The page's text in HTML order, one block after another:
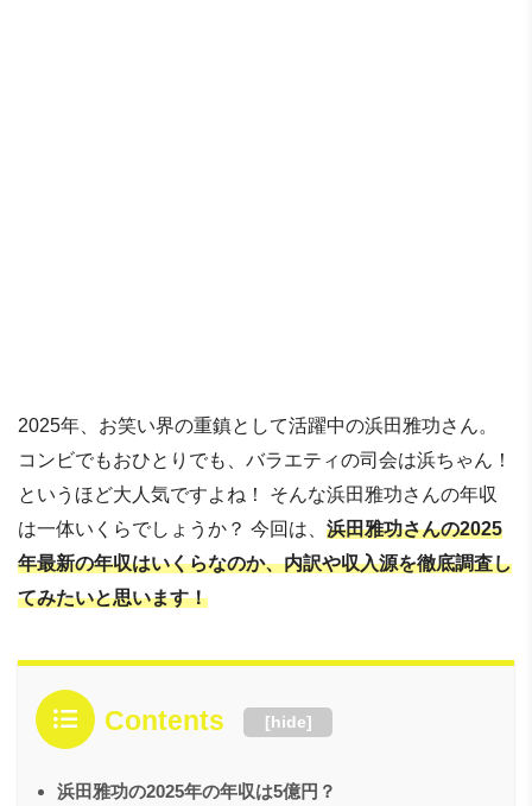
2025年、お笑い界の重鎮として活躍中の浜田雅功さん。
コンビでもおひとりでも、バラエティの司会は浜ちゃん！
というほど大人気ですよね！ そんな浜田雅功さんの年収
は一体いくらでしょうか？ 今回は、 浜田雅功さんの2025
年最新の年収はいくらなのか、内訳や収入源を徹底調査し
てみたいと思います！
Contents [hide]
浜田雅功の2025年の年収は5億円？